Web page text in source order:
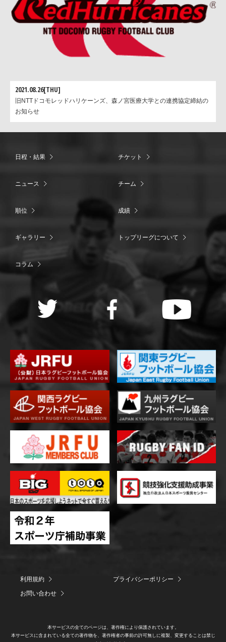
2021.08.26[THU]
旧NTTドコモレッドハリケーンズ、森ノ宮医療大学との連携協定締結の
お知らせ
日程・結果 チケット
ニュース チーム
順位 成績
ギャラリー トップリーグについて
コラム
利用規約
プライバシーポリシー
お問い合わせ
本サービスの全てのページは、著作権により保護されています。
本サービスに含まれている全ての著作物を、著作権者の事前の許可無しに複製、変更することは禁じ